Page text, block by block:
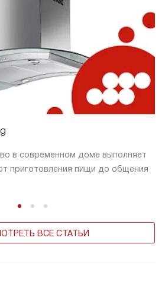
в современном доме выполняет
приготовления пищи до общения
ВСЕ СТАТЬИ